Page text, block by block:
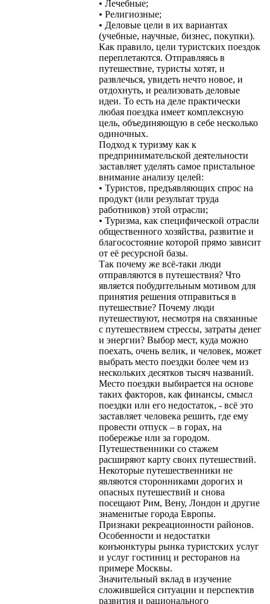
• Лечебные;
• Религиозные;
• Деловые цели в их вариантах
(учебные, научные, бизнес, покупки).
Как правило, цели туристских поездок
переплетаются. Отправляясь в
путешествие, туристы хотят, и
развлечься, увидеть нечто новое, и
отдохнуть, и реализовать деловые
идеи. То есть на деле практически
любая поездка имеет комплексную
цель, объединяющую в себе несколько
одиночных.
Подход к туризму как к
предпринимательской деятельности
заставляет уделять самое пристальное
внимание анализу целей:
• Туристов, предъявляющих спрос на
продукт (или результат труда
работников) этой отрасли;
• Туризма, как специфической отрасли
общественного хозяйства, развитие и
благосостояние которой прямо зависит
от её ресурсной базы.
Так почему же всё-таки люди
отправляются в путешествия? Что
является побудительным мотивом для
принятия решения отправиться в
путешествие? Почему люди
путешествуют, несмотря на связанные
с путешествием стрессы, затраты денег
и энергии? Выбор мест, куда можно
поехать, очень велик, и человек, может
выбрать место поездки более чем из
нескольких десятков тысяч названий.
Место поездки выбирается на основе
таких факторов, как финансы, смысл
поездки или его недостаток, - всё это
заставляет человека решить, где ему
провести отпуск – в горах, на
побережье или за городом.
Путешественники со стажем
расширяют карту своих путешествий.
Некоторые путешественники не
являются сторонниками дорогих и
опасных путешествий и снова
посещают Рим, Вену, Лондон и другие
знаменитые города Европы.
Признаки рекреационности районов.
Особенности и недостатки
конъюнктуры рынка туристских услуг
и услуг гостиниц и ресторанов на
примере Москвы.
Значительный вклад в изучение
сложившейся ситуации и перспектив
развития и рационального